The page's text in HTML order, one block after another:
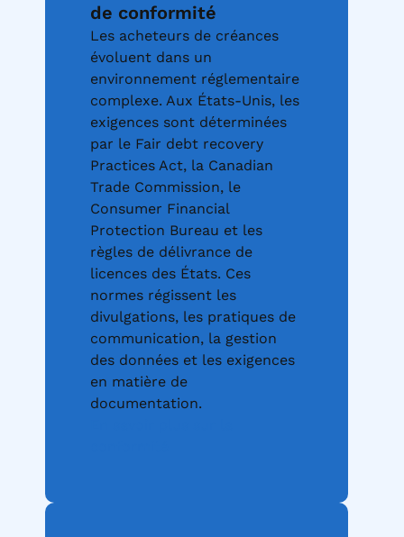
de conformité
Les acheteurs de créances
évoluent dans un
environnement réglementaire
complexe. Aux États-Unis, les
exigences sont déterminées
par le Fair debt recovery
Practices Act, la Canadian
Trade Commission, le
Consumer Financial
Protection Bureau et les
règles de délivrance de
licences des États. Ces
normes régissent les
divulgations, les pratiques de
communication, la gestion
des données et les exigences
en matière de
documentation.